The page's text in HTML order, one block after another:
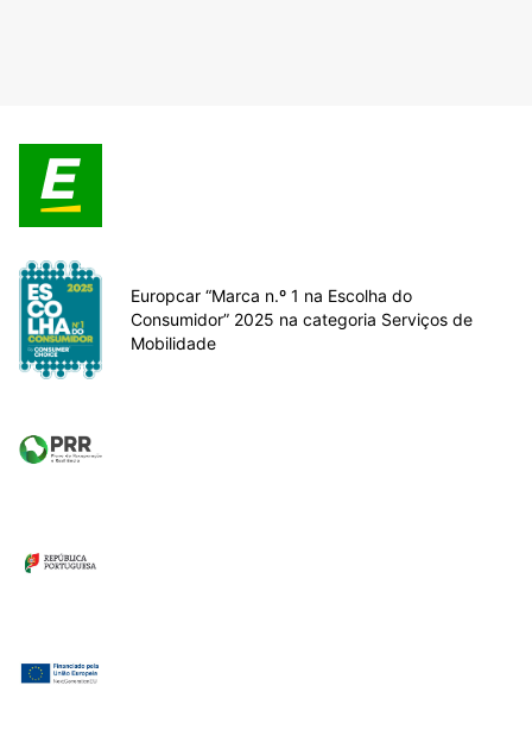
Europcar “Marca n.º 1 na Escolha do
Consumidor” 2025 na categoria Serviços de
Mobilidade